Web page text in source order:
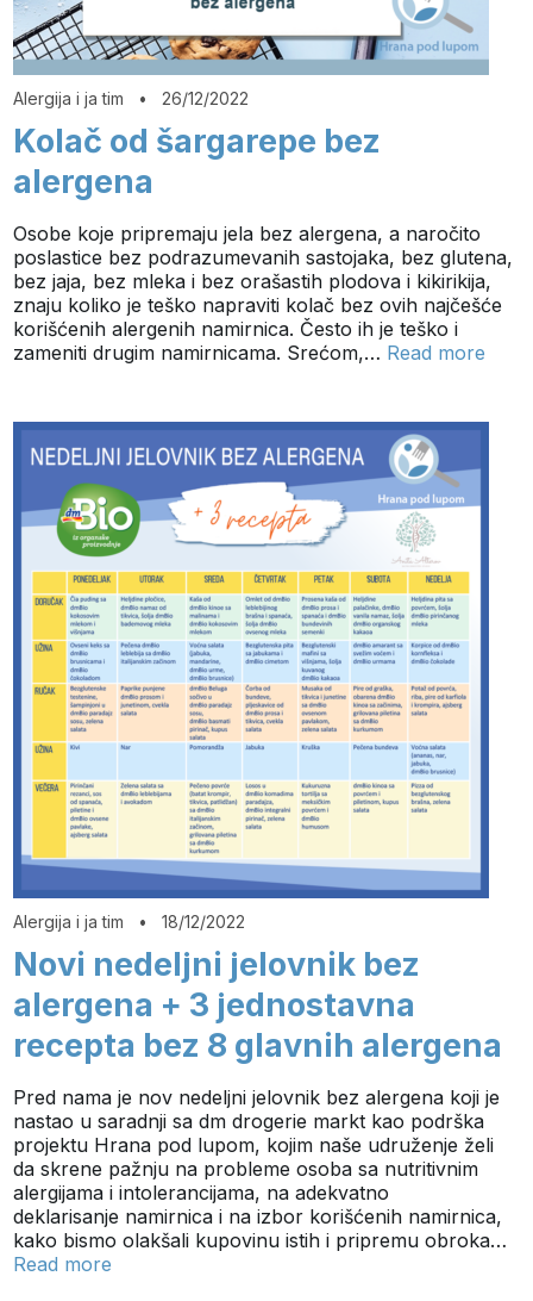
Alergija i ja tim • 26/12/2022
Kolač od šargarepe bez
alergena
Osobe koje pripremaju jela bez alergena, a naročito
poslastice bez podrazumevanih sastojaka, bez glutena,
bez jaja, bez mleka i bez orašastih plodova i kikirikija,
znaju koliko je teško napraviti kolač bez ovih najčešće
korišćenih alergenih namirnica. Često ih je teško i
zameniti drugim namirnicama. Srećom,… Read more
Alergija i ja tim •18/12/2022
Novi nedeljni jelovnik bez
alergena + 3 jednostavna
recepta bez 8 glavnih alergena
Pred nama je nov nedeljni jelovnik bez alergena koji je
nastao u saradnji sa dm drogerie markt kao podrška
projektu Hrana pod lupom, kojim naše udruženje želi
da skrene pažnju na probleme osoba sa nutritivnim
alergijama i intolerancijama, na adekvatno
deklarisanje namirnica i na izbor korišćenih namirnica,
kako bismo olakšali kupovinu istih i pripremu obroka…
Read more